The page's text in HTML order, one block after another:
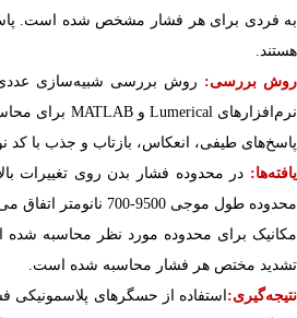
به فردی برای هر فشار مشخص شده است.
هستند.
روش بررسی: روش بررسی شبیه‌سازی
نرم‌افزارهای Lumerical وMATLAB برای
پاسخ‌‌های طیفی، انعکاس، بازتاب و جذب با کد
یافته‌ها: در محدوده فشار بدن روی تغییرات
محدوده طول موجی
مکانیک برای محدوده مورد نظر محاسبه شده
تشدید مختص هر فشار محاسبه شده است.
نتیجه‌گیری:استفاده از حسگرهای پلاسمونیکی